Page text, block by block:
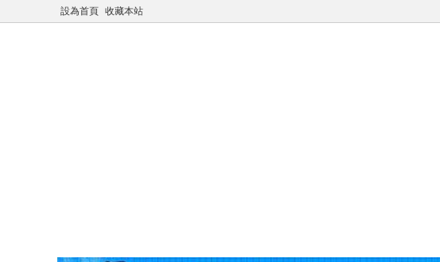
設為首頁 收藏本站